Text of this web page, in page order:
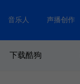
音乐人 声播创作
下载酷狗